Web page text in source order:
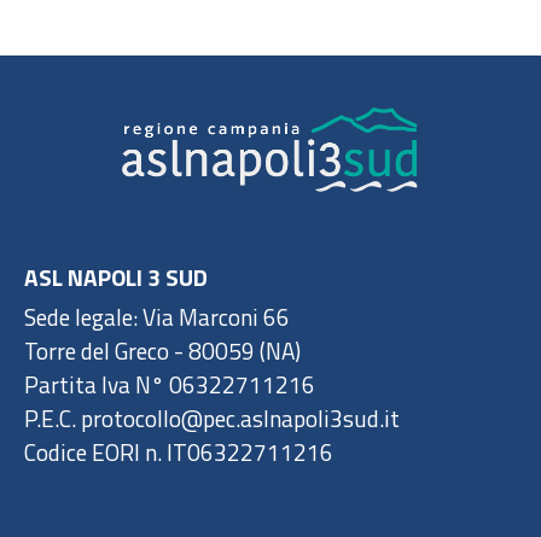
ASL NAPOLI 3 SUD
Sede legale: Via Marconi 66
Torre del Greco - 80059 (NA)
Partita Iva N° 06322711216
P.E.C. protocollo@pec.aslnapoli3sud.it
Codice EORI n. IT06322711216